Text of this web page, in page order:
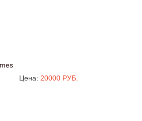
Цена: 20000 РУБ.